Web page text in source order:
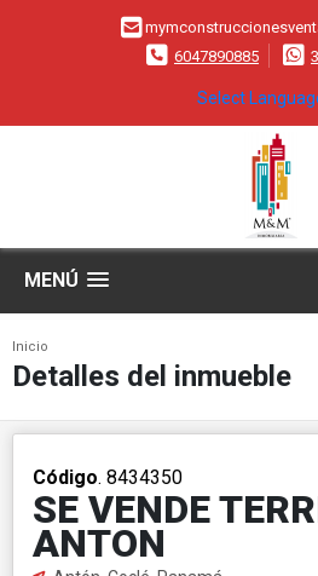
6047890885
Select
MENÚ
Inicio
Detalles del inmueble
Código. 8434350
SE VENDE
ANTON